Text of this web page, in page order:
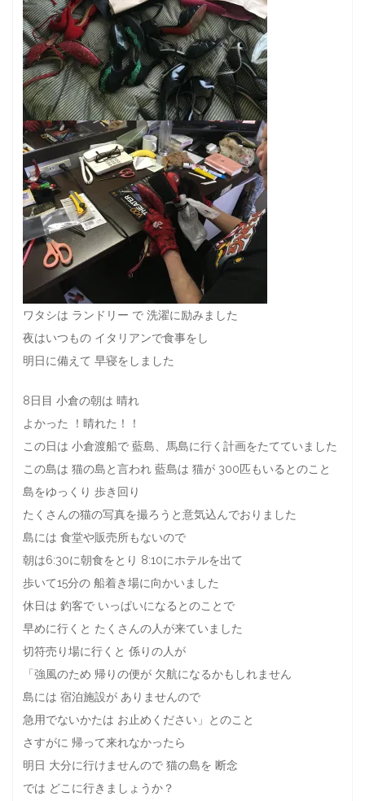
ワタシは ランドリー で 洗濯に励みました
夜はいつもの イタリアンで食事をし
明日に備えて 早寝をしました
8日目 小倉の朝は 晴れ
よかった ！晴れた！！
この日は 小倉渡船で 藍島、馬島に行く計画をたてていました
この島は 猫の島と言われ 藍島は 猫が 300匹もいるとのこと
島をゆっくり 歩き回り
たくさんの猫の写真を撮ろうと意気込んでおりました
島には 食堂や販売所もないので
朝は6:30に朝食をとり 8:10にホテルを出て
歩いて15分の 船着き場に向かいました
休日は 釣客で いっぱいになるとのことで
早めに行くと たくさんの人が来ていました
切符売り場に行くと 係りの人が
「強風のため 帰りの便が 欠航になるかもしれません
島には 宿泊施設が ありませんので
急用でないかたは お止めください」とのこと
さすがに 帰って来れなかったら
明日 大分に行けませんので 猫の島を 断念
では どこに行きましょうか？